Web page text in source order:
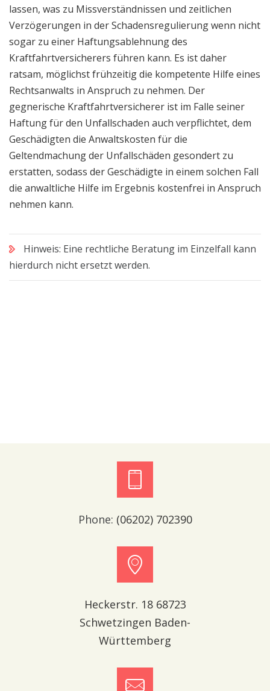
lassen, was zu Missverständnissen und zeitlichen
Verzögerungen in der Schadensregulierung wenn nicht
sogar zu einer Haftungsablehnung des
Kraftfahrtversicherers führen kann. Es ist daher
ratsam, möglichst frühzeitig die kompetente Hilfe eines
Rechtsanwalts in Anspruch zu nehmen. Der
gegnerische Kraftfahrtversicherer ist im Falle seiner
Haftung für den Unfallschaden auch verpflichtet, dem
Geschädigten die Anwaltskosten für die
Geltendmachung der Unfallschäden gesondert zu
erstatten, sodass der Geschädigte in einem solchen Fall
die anwaltliche Hilfe im Ergebnis kostenfrei in Anspruch
nehmen kann.
Hinweis: Eine rechtliche Beratung im Einzelfall kann
hierdurch nicht ersetzt werden.
Phone: (06202) 702390
Heckerstr. 18 68723
Schwetzingen Baden-
Württemberg